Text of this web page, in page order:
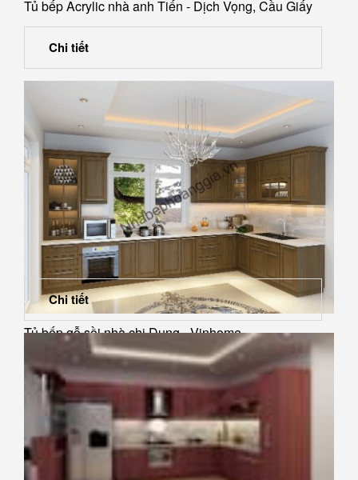
Tủ bếp Acrylic nhà anh Tiến - Dịch Vọng, Cầu Giấy
Chi tiết
Tủ bếp gỗ sồi nhà chị Dung - Vinhome
Chi tiết